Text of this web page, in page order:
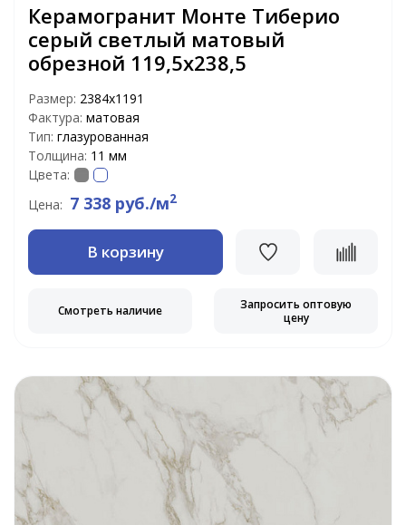
Керамогранит Монте Тиберио
серый светлый матовый
обрезной 119,5х238,5
Размер: 2384х1191
Фактура: матовая
Тип: глазурованная
Толщина: 11 мм
Цвета:
Цена: 7 338 руб./м2
В корзину
Смотреть наличие
Запросить оптовую
цену